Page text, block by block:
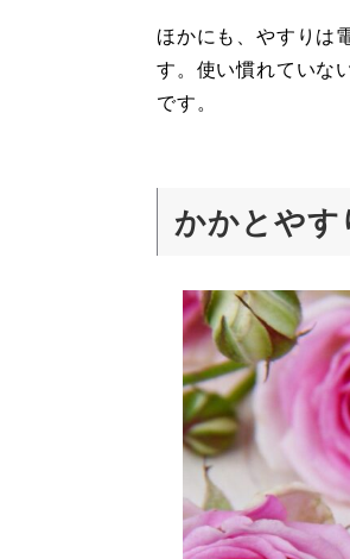
ほかにも、やすりは
す。使い慣れていな
です。
かかとやす